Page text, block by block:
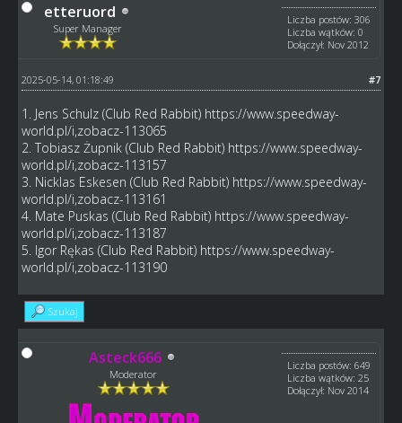
etteruord
Super Manager
Liczba postów: 306
Liczba wątków: 0
Dołączył: Nov 2012
#7
2025-05-14, 01:18:49
1. Jens Schulz (Club Red Rabbit) https://www.speedway-
world.pl/i,zobacz-113065
2. Tobiasz Żupnik (Club Red Rabbit) https://www.speedway-
world.pl/i,zobacz-113157
3. Nicklas Eskesen (Club Red Rabbit) https://www.speedway-
world.pl/i,zobacz-113161
4. Mate Puskas (Club Red Rabbit) https://www.speedway-
world.pl/i,zobacz-113187
5. Igor Rękas (Club Red Rabbit) https://www.speedway-
world.pl/i,zobacz-113190
Szukaj
Asteck666
Moderator
Liczba postów: 649
Liczba wątków: 25
Dołączył: Nov 2014